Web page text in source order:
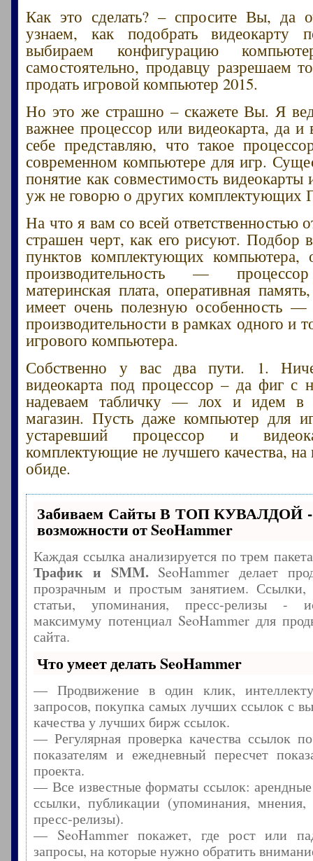
Как это сделать? – спросите Вы, да
узнаем, как подобрать видеокарту
выбираем конфигурацию
самостоятельно, продавцу разрешаем
продать игровой компьютер 2015.
Но это же страшно – скажете Вы. Я
важнее процессор или видеокарта, да
себе представляю, что такое
современном компьютере для игр.
понятие как совместимость видеокарты
уж не говорю о других комплектующих
На что я вам со всей ответственностью
страшен черт, как его рисуют. Подбор
пунктов комплектующих компьютера,
производительность —
материнская плата, оперативная
имеет очень полезную особенность
производительности в рамках одного и
игрового компьютера.
Собственно у вас два пути. 1.
видеокарта под процессор – да фиг с
надеваем табличку — лох и идем в
магазин. Пусть даже компьютер для
устаревший процессор и
комплектующие не лучшего качества, на
обиде.
Забиваем Сайты В ТОП КУВАЛДОЙ -
возможности от SeoHammer
Каждая ссылка анализируется по трем
Трафик и SMM.SeoHammer делает
прозрачным и простым занятием. Ссылки,
статьи, упоминания, пресс-релизы -
максимуму потенциал SeoHammer для
сайта.
Что умеет делать SeoHammer
— Продвижение в один клик,
запросов, покупка самых лучших ссылок с
качества у лучших бирж ссылок.
— Регулярная проверка качества ссылок
показателям и ежедневный пересчет
проекта.
— Все известные форматы ссылок:
ссылки, публикации (упоминания, мнения,
пресс-релизы).
— SeoHammer покажет, где рост или
запросы, на которые нужно обратить